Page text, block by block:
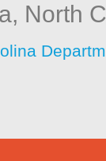
North